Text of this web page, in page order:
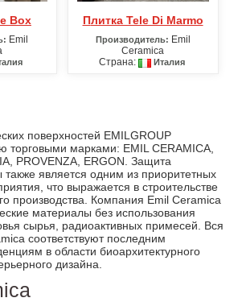
Box
Emil
Плитка Tele Di Marmo
Производитель: Emil
Ceramica
Страна:
Италия
поверхностей EMILGROUP
торговыми марками: EMIL CERAMICA,
PROVENZA, ERGON. Защита
является одним из приоритетных
что выражается в строительстве
производства. Компания Emil Ceramica
материалы без использования
сырья, радиоактивных примесей. Вся
соответствуют последним
в области биоархитектурного
дизайна.